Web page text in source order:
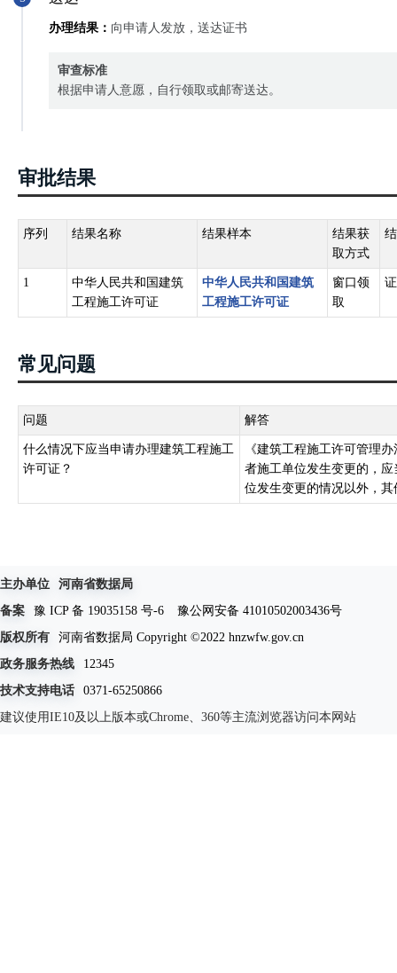
办理结果： 向申请人发放，送达证书
审查标准
根据申请人意愿，自行领取或邮寄送达。
审批结果
序列 结果名称 结果样本
结果获
取方式
1
中华人民共和国建筑
工程施工许可证
中华人民共和国建筑
工程施工许可证
窗口领
取
常见问题
问题 解答
什么情况下应当申请办理建筑工程施工
许可证？
《建筑工程施工许可管理
者施工单位发生变更的，
位发生变更的情况以外，
主办单位
河南省数据局
备案
豫 ICP 备 19035158 号-6
豫公网安备 41010502003436号
版权所有
河南省数据局 Copyright ©2022 hnzwfw.gov.cn
政务服务热线
12345
技术支持电话
0371-65250866
建议使用IE10及以上版本或Chrome、360等主流浏览器访问本网站